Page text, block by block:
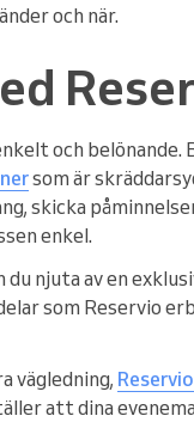
och när.
och belönande.
som är
skicka
enkel.
du njuta av en
som Reservio
vägledning,
att dina